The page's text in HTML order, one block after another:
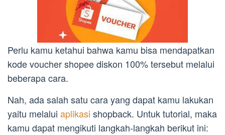
Perlu kamu ketahui bahwa kamu bisa mendapatkan
kode voucher shopee diskon 100% tersebut melalui
beberapa cara.
Nah, ada salah satu cara yang dapat kamu lakukan
yaitu melalui aplikasi shopback. Untuk tutorial, maka
kamu dapat mengikuti langkah-langkah berikut ini: